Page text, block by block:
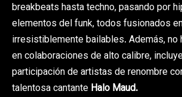
breakbeats hasta techno, pasando por
elementos del funk, todos fusionados
irresistiblemente bailables. Además, no
en colaboraciones de alto calibre,
participación de artistas de renombre
talentosa cantante Halo Maud.